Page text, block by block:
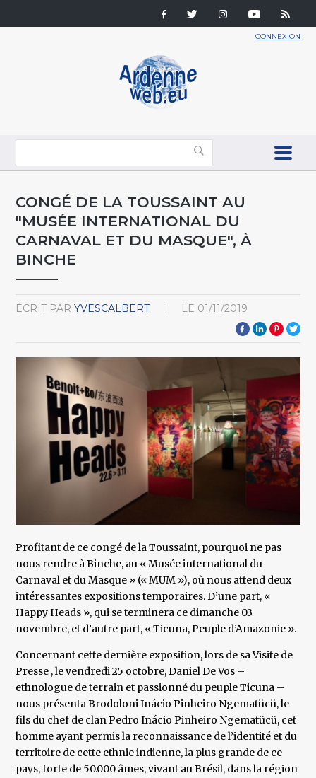
CONNEXION
CONGÉ DE LA TOUSSAINT AU
"MUSÉE INTERNATIONAL DU
CARNAVAL ET DU MASQUE", À
BINCHE
ÉCRIT PAR YVESCALBERT LE 01/11/2019
Profitant de ce congé de la Toussaint, pourquoi ne pas
nous rendre à Binche, au « Musée international du
Carnaval et du Masque » (« MUM »), où nous attend deux
intéressantes expositions temporaires. D’une part, «
Happy Heads », qui se terminera ce dimanche 03
novembre, et d’autre part, « Ticuna, Peuple d’Amazonie ».
Concernant cette dernière exposition, lors de sa Visite de
Presse , le vendredi 25 octobre, Daniel De Vos –
ethnologue de terrain et passionné du peuple Ticuna –
nous présenta Brodoloni Inácio Pinheiro Ngematücü, le
fils du chef de clan Pedro Inácio Pinheiro Ngematücü, cet
homme ayant permis la reconnaissance de l’identité et du
territoire de cette ethnie indienne, la plus grande de ce
pays, forte de 50.000 âmes, vivant au Brésil, dans la région